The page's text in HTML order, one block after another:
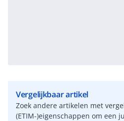
Vergelijkbaar artikel
Zoek andere artikelen met
(ETIM-)eigenschappen om een